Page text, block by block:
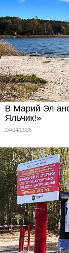
В Марий Эл
Яльчик!»
24/04/2026